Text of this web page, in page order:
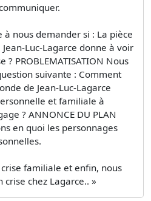
nous demander si : La pièce
Luc-Lagarce donne à voir
PROBLEMATISATION Nous
suivante : Comment
de Jean-Luc-Lagarce
et familiale à
? ANNONCE DU PLAN
en quoi les personnages
familiale et enfin, nous
chez Lagarce.. »